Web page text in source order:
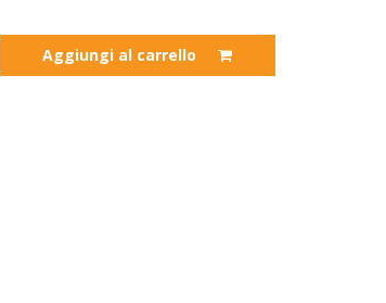
Aggiungi al carrello